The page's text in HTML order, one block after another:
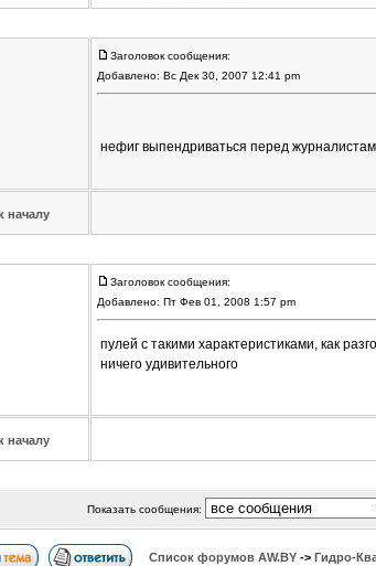
Заголовок сообщения:
Добавлено: Вс Дек 30, 2007 12:41 pm
нефиг выпендриваться перед
началу
Заголовок сообщения:
Добавлено: Пт Фев 01, 2008 1:57 pm
пулей с такими характеристиками, как
ничего удивительного
началу
Показать сообщения:
Список форумов АW.BY -> Гидро-